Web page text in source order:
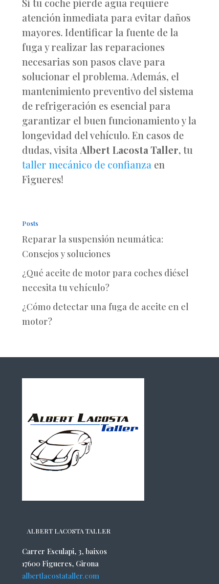
Si tu coche pierde agua requiere
atención inmediata para evitar daños
mayores. Identificar la fuente de la
fuga y realizar las reparaciones
necesarias son pasos clave para
solucionar el problema. Además, el
mantenimiento preventivo del sistema
de refrigeración es esencial para
garantizar el buen funcionamiento y la
longevidad del vehículo. En casos de
dudas, visita Albert Lacosta Taller, tu
taller mecánico de confianza en
Figueres!
Posts
Reparar la suspensión neumática:
Consejos y soluciones
¿Qué aceite de motor para coches diésel
necesita tu vehículo?
¿Cómo detectar una fuga de aceite en el
motor?
ALBERT LACOSTA TALLER
Carrer Esculapi, 3, baixos
17600 Figueres, Girona
albertlacostataller.com